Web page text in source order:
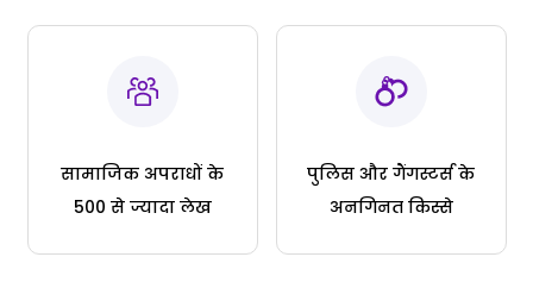
सामाजिक अपराधों के
500 से ज्यादा लेख
पुलिस और गैंगस्टर्स के
अनगिनत किस्से